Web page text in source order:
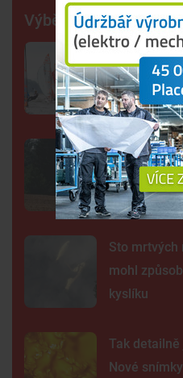
Výběr šéfredaktora
Lipno
jachtařů.
počasím
Šelma na
zachycovat
prověřuje
Sto mrtvých
mohl
kyslíku
Tak
Nové